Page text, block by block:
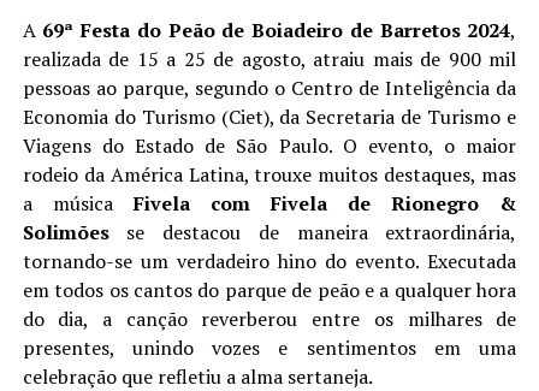
A 69ª Festa do Peão de Boiadeiro de Barretos 2024,
realizada de 15 a 25 de agosto, atraiu mais de 900 mil
pessoas ao parque, segundo o Centro de Inteligência da
Economia do Turismo (Ciet), da Secretaria de Turismo e
Viagens do Estado de São Paulo. O evento, o maior
rodeio da América Latina, trouxe muitos destaques, mas
a músicaFivela com Fivela de Rionegro &
Solimõesse destacou de maneira extraordinária,
tornando-se um verdadeiro hino do evento. Executada
em todos os cantos do parque de peão e a qualquer hora
do dia, a canção reverberou entre os milhares de
presentes, unindo vozes e sentimentos em uma
celebração que refletiu a alma sertaneja.